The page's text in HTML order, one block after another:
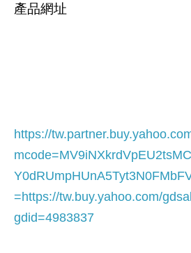
產品網址
https://
=https://tw.buy.yahoo.com/
gdid=4983837